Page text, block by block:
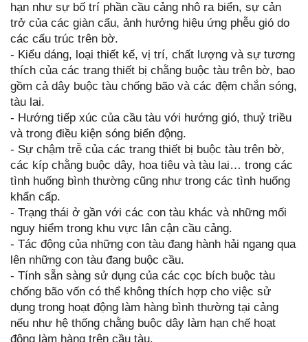
hạn như sự bố trí phần cầu cảng nhô ra biển, sự cản
trở của các giàn cẩu, ảnh hưởng hiệu ứng phễu gió do
các cấu trúc trên bờ.
- Kiểu dáng, loại thiết kế, vị trí, chất lượng và sự tương
thích của các trang thiết bị chằng buộc tàu trên bờ, bao
gồm cả dây buộc tàu chống bão và các đệm chắn sóng,
tàu lai.
- Hướng tiếp xúc của cầu tàu với hướng gió, thuỷ triều
và trong điều kiện sóng biển động.
- Sự chậm trễ của các trang thiết bị buộc tàu trên bờ,
các kíp chằng buộc dây, hoa tiêu và tàu lai… trong các
tình huống bình thường cũng như trong các tình huống
khẩn cấp.
- Trạng thái ở gần với các con tàu khác và những mối
nguy hiểm trong khu vực lân cận cầu cảng.
- Tác động của những con tàu đang hành hải ngang qua
lên những con tàu đang buộc cầu.
- Tính sẵn sàng sử dụng của các cọc bích buộc tàu
chống bão vốn có thể không thích hợp cho việc sử
dụng trong hoạt động làm hàng bình thường tại cảng
nếu như hệ thống chằng buộc dây làm hạn chế hoạt
động làm hàng trên cầu tàu.